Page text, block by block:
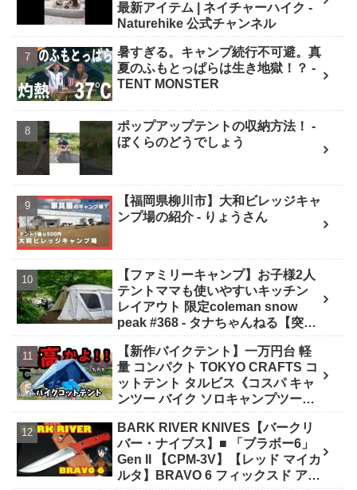
最新アイテム | ネイチャーハイク -
Naturehike 公式チャンネル
暑すぎる。キャンプ続行不可避。真
夏のふもとっぱらは生き地獄！？ -
TENT MONSTER
ポップアップテントの収納方法！ -
ぼくらのどうでしょう
【福岡県柳川市】大和ビレッジキャ
ンプ場の紹介 - りょうさん
【ファミリーキャンプ】お子様2人
テントママも使いやすいキッチン
レイアウト 限定coleman snow
peak #368 - タナちゃんねる【突撃
【新作バイクテント】一万円台 軽
量 コンパクト TOKYO CRAFTS コ
ットテント タルビス《コスパ キャ
ンツー バイク ソロキャンプツーリ
リー 選び方》 - ｺﾝﾊﾟｸﾄｷﾞｱ紹介★バ
イク野営部
BARK RIVER KNIVES【バークリ
バー・ナイブス】■ 「ブラボー6」
Gen II 【CPM-3V】【レッド マイカ
ルタ】BRAVO 6 フィックスド アメ